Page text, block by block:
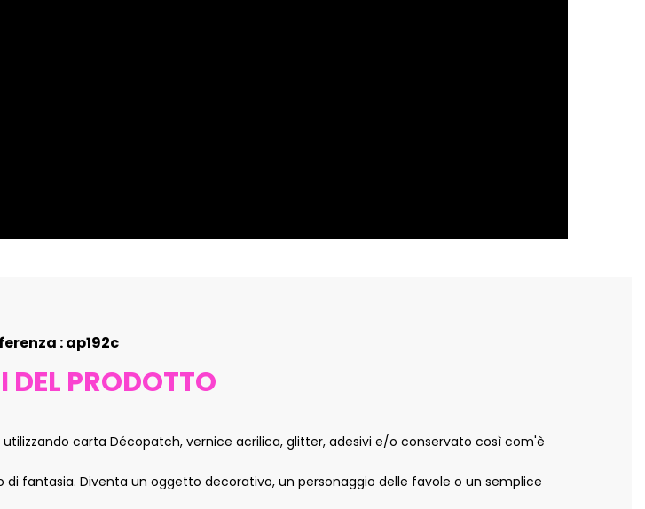
: ap192c
DEL PRODOTTO
utilizzando carta Décopatch, vernice acrilica, glitter, adesivi e/o conservato così com'è
o di fantasia. Diventa un oggetto decorativo, un personaggio delle favole o un semplice